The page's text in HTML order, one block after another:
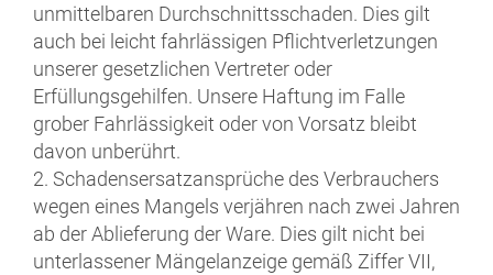
unmittelbaren Durchschnittsschaden. Dies gilt
auch bei leicht fahrlässigen Pflichtverletzungen
unserer gesetzlichen Vertreter oder
Erfüllungsgehilfen. Unsere Haftung im Falle
grober Fahrlässigkeit oder von Vorsatz bleibt
davon unberührt.
2. Schadensersatzansprüche des Verbrauchers
wegen eines Mangels verjähren nach zwei Jahren
ab der Ablieferung der Ware. Dies gilt nicht bei
unterlassener Mängelanzeige gemäß Ziffer VII,